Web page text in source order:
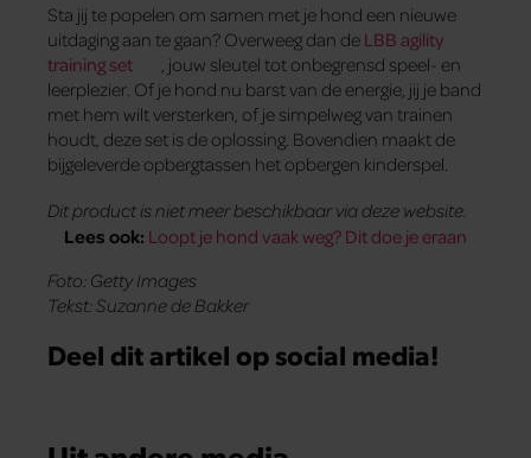
Sta jij te popelen om samen met je hond een nieuwe
uitdaging aan te gaan? Overweeg dan de LBB agility
training set
, jouw sleutel tot onbegrensd speel- en
leerplezier. Of je hond nu barst van de energie, jij je band
met hem wilt versterken, of je simpelweg van trainen
houdt, deze set is de oplossing. Bovendien maakt de
bijgeleverde opbergtassen het opbergen kinderspel.
Dit product is niet meer beschikbaar via deze website.
Lees ook: Loopt je hond vaak weg? Dit doe je eraan
Foto: Getty Images
Tekst: Suzanne de Bakker
Deel dit artikel op social media!